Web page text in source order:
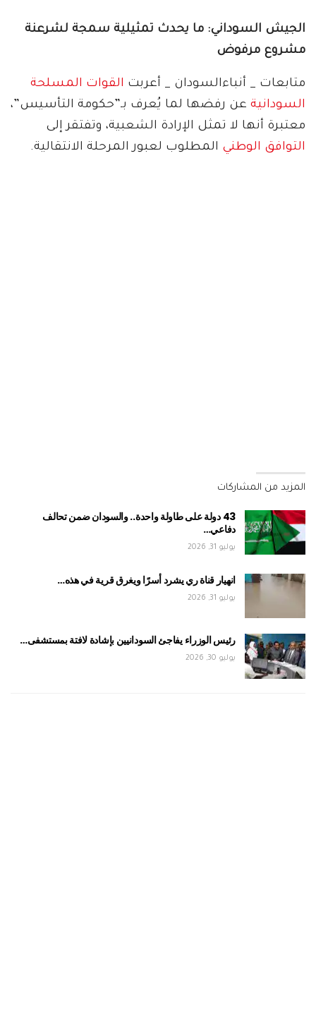
الجيش السوداني: ما يحدث تمثيلية سمجة لشرعنة
مشروع مرفوض
متابعات _ أنباءالسودان _ أعربت القوات المسلحة
السودانية عن رفضها لما يُعرف بـ”حكومة التأسيس”،
معتبرة أنها لا تمثل الإرادة الشعبية، وتفتقر إلى
التوافق الوطني المطلوب لعبور المرحلة الانتقالية.
المزيد من المشاركات
43 دولة على طاولة واحدة.. والسودان ضمن تحالف
دفاعي…
يوليو 31, 2026
انهيار قناة ري يشرد أسرًا ويغرق قرية في هذه…
يوليو 31, 2026
رئيس الوزراء يفاجئ السودانيين بإشادة لافتة بمستشفى…
يوليو 30, 2026